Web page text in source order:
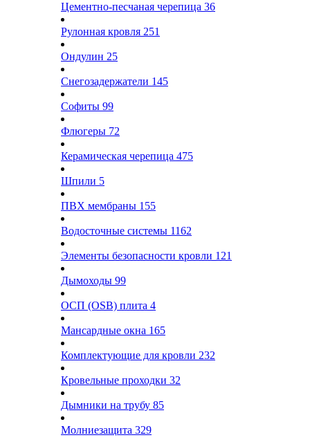
Цементно-песчаная черепица 36
Рулонная кровля 251
Ондулин 25
Снегозадержатели 145
Софиты 99
Флюгеры 72
Керамическая черепица 475
Шпили 5
ПВХ мембраны 155
Водосточные системы 1162
Элементы безопасности кровли 121
Дымоходы 99
ОСП (OSB) плита 4
Мансардные окна 165
Комплектующие для кровли 232
Кровельные проходки 32
Дымники на трубу 85
Молниезащита 329